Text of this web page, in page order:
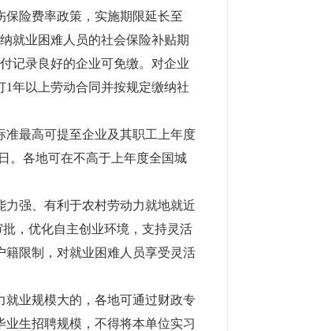
险费率政策，实施期限延长至
就业困难人员的社会保险补贴期
记录良好的企业可免缴。对企业
年以上劳动合同并按规定缴纳社
最高可提至企业及其职工上年度
。各地可在不高于上年度全国城
强、有利于农村劳动力就地就近
，优化自主创业环境，支持灵活
限制，对就业困难人员享受灵活
业规模大的，各地可通过财政专
生招聘规模，不得将本单位实习